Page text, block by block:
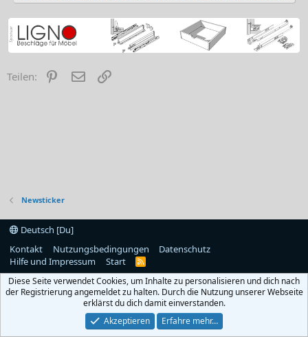
Teilen: PinterestE-Mail
Newsticker
Deutsch [Du]
Kontakt
Nutzungsbedingungen
Datenschutz
Hilfe und Impressum
Start
R
S
Diese Seite verwendet Cookies, um Inhalte zu personalisieren und dich nach
der Registrierung angemeldet zu halten. Durch die Nutzung unserer Webseite
erklärst du dich damit einverstanden.
Akzeptieren
Erfahre mehr…